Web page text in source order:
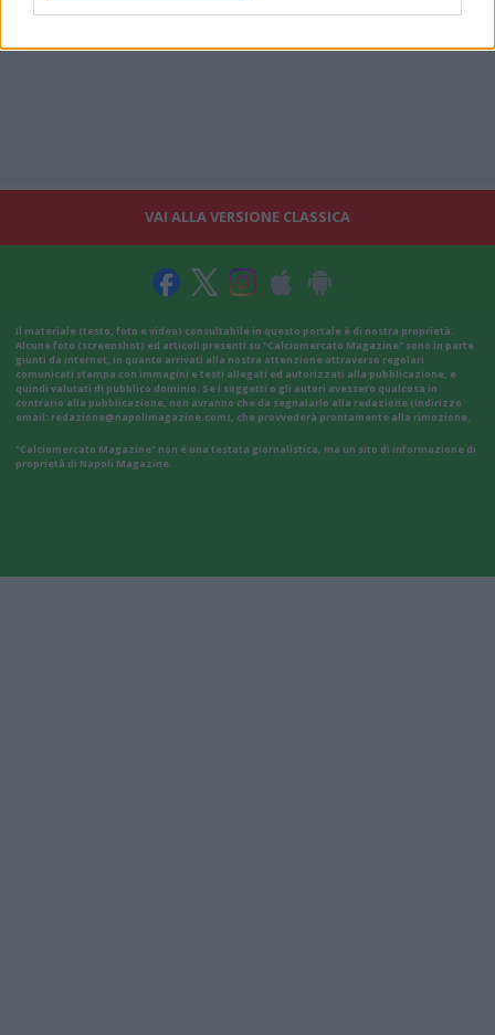
VAI ALLA VERSIONE CLASSICA
Il materiale (testo, foto e video) consultabile in questo portale è di nostra proprietà.
Alcune foto (screenshot) ed articoli presenti su "Calciomercato Magazine" sono in parte
giunti da internet, in quanto arrivati alla nostra attenzione attraverso regolari
comunicati stampa con immagini e testi allegati ed autorizzati alla pubblicazione, e
quindi valutati di pubblico dominio. Se i soggetti o gli autori avessero qualcosa in
contrario alla pubblicazione, non avranno che da segnalarlo alla redazione (indirizzo
email: redazione@napolimagazine.com), che provvederà prontamente alla rimozione.
"Calciomercato Magazine" non è una testata giornalistica, ma un sito di informazione di
proprietà di Napoli Magazine.